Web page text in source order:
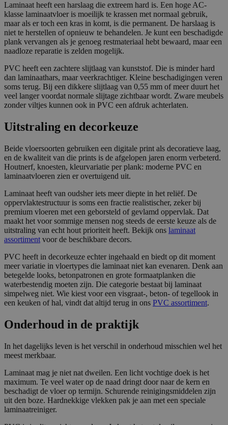
Laminaat heeft een harslaag die extreem hard is. Een hoge AC-
klasse laminaatvloer is moeilijk te krassen met normaal gebruik,
maar als er toch een kras in komt, is die permanent. De harslaag is
niet te herstellen of opnieuw te behandelen. Je kunt een beschadigde
plank vervangen als je genoeg restmateriaal hebt bewaard, maar een
naadloze reparatie is zelden mogelijk.
PVC heeft een zachtere slijtlaag van kunststof. Die is minder hard
dan laminaathars, maar veerkrachtiger. Kleine beschadigingen veren
soms terug. Bij een dikkere slijtlaag van 0,55 mm of meer duurt het
veel langer voordat normale slijtage zichtbaar wordt. Zware meubels
zonder viltjes kunnen ook in PVC een afdruk achterlaten.
Uitstraling en decorkeuze
Beide vloersoorten gebruiken een digitale print als decoratieve laag,
en de kwaliteit van die prints is de afgelopen jaren enorm verbeterd.
Houtnerf, knoesten, kleurvariatie per plank: moderne PVC en
laminaatvloeren zien er overtuigend uit.
Laminaat heeft van oudsher iets meer diepte in het reliëf. De
oppervlaktestructuur is soms een fractie realistischer, zeker bij
premium vloeren met een geborsteld of gevlamd oppervlak. Dat
maakt het voor sommige mensen nog steeds de eerste keuze als de
uitstraling van echt hout prioriteit heeft. Bekijk ons laminaat
assortiment voor de beschikbare decors.
PVC heeft in decorkeuze echter ingehaald en biedt op dit moment
meer variatie in vloertypes die laminaat niet kan evenaren. Denk aan
betegelde looks, betonpatronen en grote formaatplanken die
waterbestendig moeten zijn. Die categorie bestaat bij laminaat
simpelweg niet. Wie kiest voor een visgraat-, beton- of tegellook in
een keuken of hal, vindt dat altijd terug in ons PVC assortiment.
Onderhoud in de praktijk
In het dagelijks leven is het verschil in onderhoud misschien wel het
meest merkbaar.
Laminaat mag je niet nat dweilen. Een licht vochtige doek is het
maximum. Te veel water op de naad dringt door naar de kern en
beschadigt de vloer op termijn. Schurende reinigingsmiddelen zijn
uit den boze. Hardnekkige vlekken pak je aan met een speciale
laminaatreiniger.
c.
.j
ar
o
k
a.
nl